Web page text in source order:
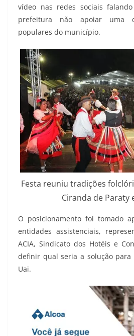
vídeo nas redes sociais
prefeitura não apoiar uma
populares do município.
Festa reuniu tradições
Ciranda de Paraty
O posicionamento foi tomado
entidades assistenciais,
ACIA, Sindicato dos Hotéis e
definir qual seria a solução para
Uai.